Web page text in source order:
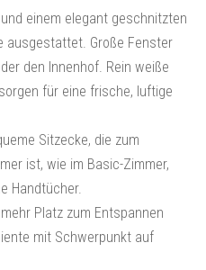
einem elegant geschnitzten
ausgestattet. Große Fenster
den Innenhof. Rein weiße
für eine frische, luftige
Sitzecke, die zum
ist, wie im Basic-Zimmer,
Handtücher.
Platz zum Entspannen
mit Schwerpunkt auf